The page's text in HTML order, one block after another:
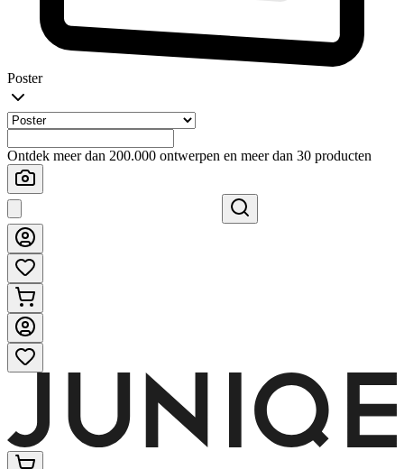
Poster
Ontdek meer dan 200.000 ontwerpen en meer dan 30 producten